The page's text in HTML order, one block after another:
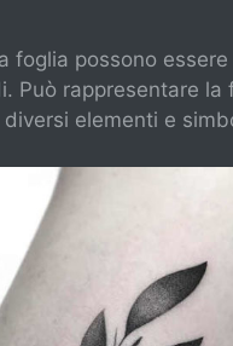
foglia possono
Può rappresentare la
elementi e